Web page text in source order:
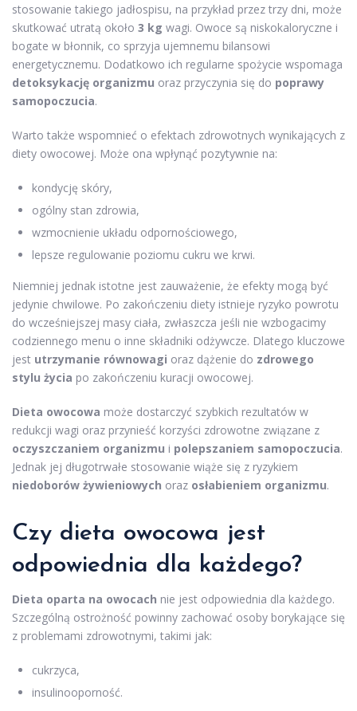
stosowanie takiego jadłospisu, na przykład przez trzy dni, może
skutkować utratą około 3 kg wagi. Owoce są niskokaloryczne i
bogate w błonnik, co sprzyja ujemnemu bilansowi
energetycznemu. Dodatkowo ich regularne spożycie wspomaga
detoksykację organizmu oraz przyczynia się do poprawy
samopoczucia.
Warto także wspomnieć o efektach zdrowotnych wynikających z
diety owocowej. Może ona wpłynąć pozytywnie na:
kondycję skóry,
ogólny stan zdrowia,
wzmocnienie układu odpornościowego,
lepsze regulowanie poziomu cukru we krwi.
Niemniej jednak istotne jest zauważenie, że efekty mogą być
jedynie chwilowe. Po zakończeniu diety istnieje ryzyko powrotu
do wcześniejszej masy ciała, zwłaszcza jeśli nie wzbogacimy
codziennego menu o inne składniki odżywcze. Dlatego kluczowe
jest utrzymanie równowagi oraz dążenie do zdrowego
stylu życia po zakończeniu kuracji owocowej.
Dieta owocowa może dostarczyć szybkich rezultatów w
redukcji wagi oraz przynieść korzyści zdrowotne związane z
oczyszczaniem organizmu i polepszaniem samopoczucia.
Jednak jej długotrwałe stosowanie wiąże się z ryzykiem
niedoborów żywieniowych oraz osłabieniem organizmu.
Czy dieta owocowa jest
odpowiednia dla każdego?
Dieta oparta na owocach nie jest odpowiednia dla każdego.
Szczególną ostrożność powinny zachować osoby borykające się
z problemami zdrowotnymi, takimi jak:
cukrzyca,
insulinooporność.